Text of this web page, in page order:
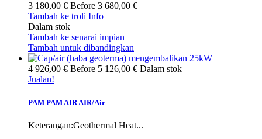
3 180,00 € Before 3 680,00 €
Tambah ke troli Info
Dalam stok
Tambah ke senarai impian
Tambah untuk dibandingkan
4 926,00 € Before 5 126,00 € Dalam stok
Jualan!
PAM PAM AIR AIR/Air
Keterangan:Geothermal Heat...